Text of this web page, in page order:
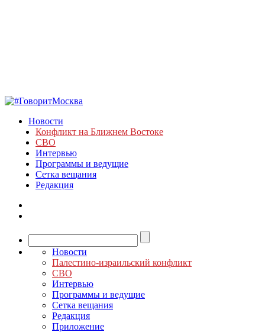
Новости
Конфликт на Ближнем Востоке
СВО
Интервью
Программы и ведущие
Сетка вещания
Редакция
Новости
Палестино-израильский конфликт
СВО
Интервью
Программы и ведущие
Сетка вещания
Редакция
Приложение